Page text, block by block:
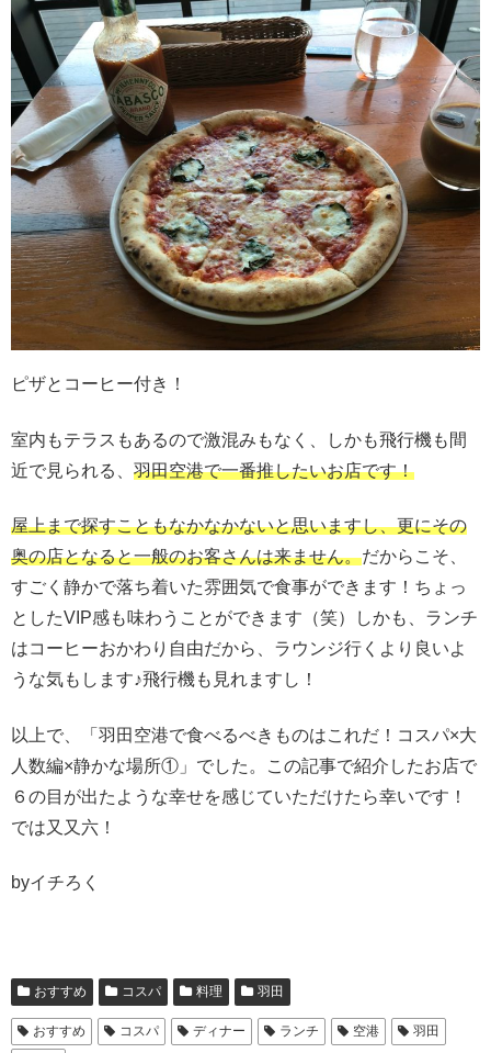
ピザとコーヒー付き！
室内もテラスもあるので激混みもなく、しかも飛行機も間
近で見られる、 羽田空港で一番推したいお店です！
屋上まで探すこともなかなかないと思いますし、更にその
奥の店となると一般のお客さんは来ません。だからこそ、
すごく静かで落ち着いた雰囲気で食事ができます！ちょっ
としたVIP感も味わうことができます（笑）しかも、ランチ
はコーヒーおかわり自由だから、ラウンジ行くより良いよ
うな気もします♪飛行機も見れますし！
以上で、「羽田空港で食べるべきものはこれだ！コスパ×大
人数編×静かな場所①」でした。この記事で紹介したお店で
６の目が出たような幸せを感じていただけたら幸いです！
では又又六！
byイチろく
おすすめ コスパ 料理 羽田
おすすめ コスパ ディナー ランチ 空港 羽田